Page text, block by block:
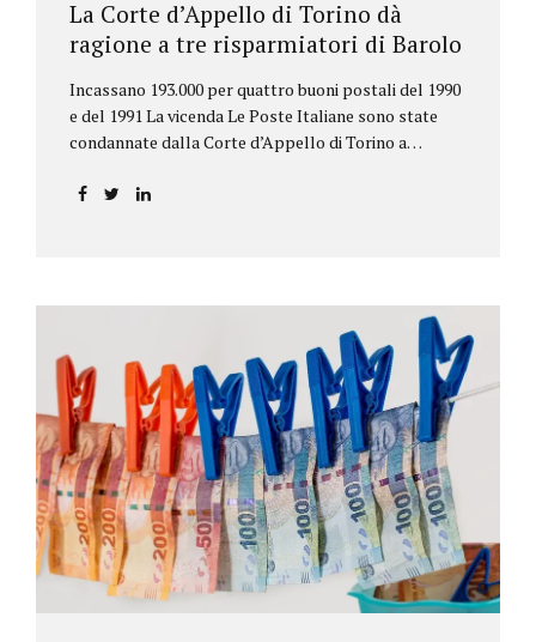
La Corte d’Appello di Torino dà
ragione a tre risparmiatori di Barolo
Incassano 193.000 per quattro buoni postali del 1990
e del 1991 La vicenda Le Poste Italiane sono state
condannate dalla Corte d’Appello di Torino a
per oltre 193.000,00 euro: la sentenza ribalta la
causa di una modifica dei rendimenti risalente al 1986,
precedente alla loro sottoscrizione, e di un timbro
che Poste aveva messo sopra la tabella, la quale
riportava un generico...